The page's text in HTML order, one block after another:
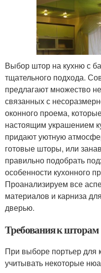
Выбор штор на кухню с
тщательного подхода.
предлагают множество
связанных с
оконного проема,
настоящим украшением
придают уютную
готовые шторы, или
правильно подобрать
особенности кухонного
Проанализируем все
материалов и карниза
дверью.
Требования к шторам
При выборе портьер для
учитывать некоторые